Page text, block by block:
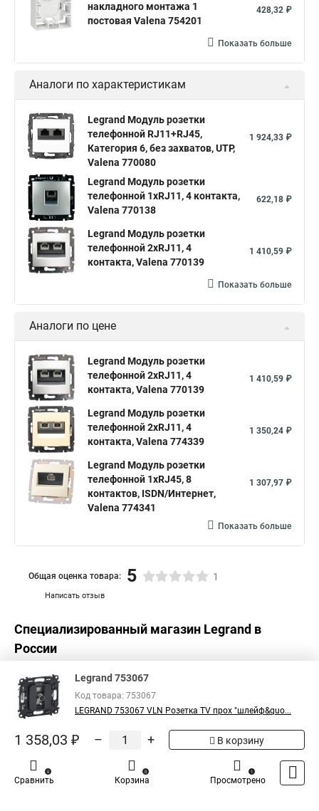
накладного монтажа 1
постовая Valena 754201
428,32 ₽
Показать больше
Аналоги по характеристикам
Legrand Модуль розетки
телефонной RJ11+RJ45,
Категория 6, без захватов, UTP,
Valena 770080
1 924,33 ₽
Legrand Модуль розетки
телефонной 1хRJ11, 4 контакта,
Valena 770138
622,18 ₽
Legrand Модуль розетки
телефонной 2xRJ11, 4
контакта, Valena 770139
1 410,59 ₽
Показать больше
Аналоги по цене
Legrand Модуль розетки
телефонной 2xRJ11, 4
контакта, Valena 770139
1 410,59 ₽
Legrand Модуль розетки
телефонной 2хRJ11, 4
контакта, Valena 774339
1 350,24 ₽
Legrand Модуль розетки
телефонной 1хRJ45, 8
контактов, ISDN/Интернет,
Valena 774341
1 307,97 ₽
Показать больше
Написать отзыв
Общая оценка товара: 5 1
Специализированный магазин Legrand в
России
Legrand 753067
Код товара: 753067
LEGRAND 753067 VLN Розетка TV прох "шлейф&quo...
1 358,03 ₽ – + В корзину
Сравнить
0
Корзина
0
Просмотрено
1